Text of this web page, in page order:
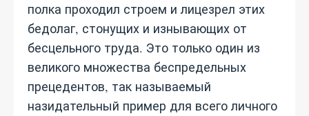
полка проходил строем и лицезрел этих
бедолаг, стонущих и изнывающих от
бесцельного труда. Это только один из
великого множества беспредельных
прецедентов, так называемый
назидательный пример для всего личного